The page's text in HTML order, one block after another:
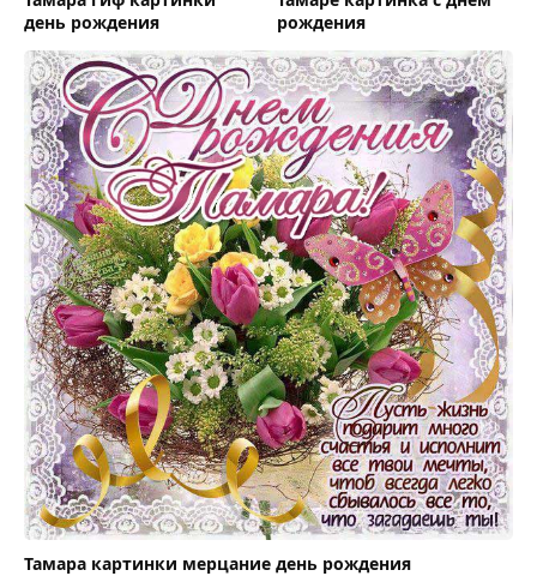
день рождения
рождения
Тамара картинки мерцание день рождения